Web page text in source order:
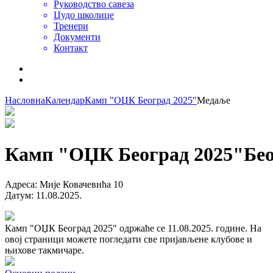
Руководство савеза
Џудо школице
Тренери
Документи
Контакт
НасловнаКалендарКамп "ОЏК Београд 2025"Медаље
Камп "ОЏК Београд 2025"
Адреса: Мије Ковачевића 10
Датум: 11.08.2025.
Камп "ОЏК Београд 2025" одржаће се 11.08.2025. године. На
овој страници можете погледати све пријављене клубове и
њихове такмичаре.